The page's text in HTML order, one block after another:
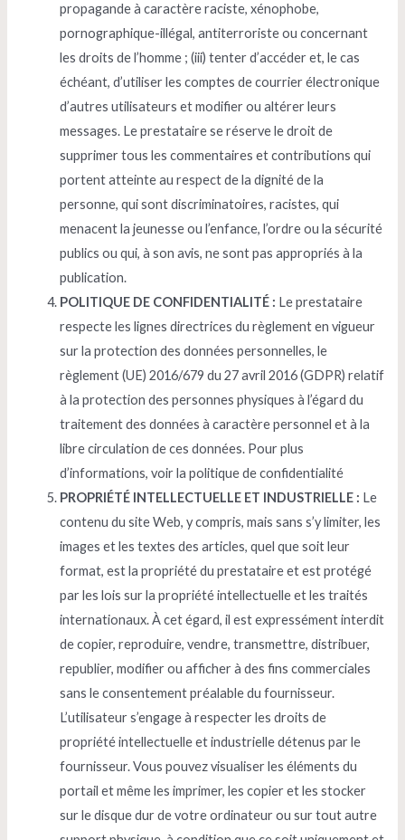
propagande à caractère raciste, xénophobe,
pornographique-illégal, antiterroriste ou concernant
les droits de l’homme ; (iii) tenter d’accéder et, le cas
échéant, d’utiliser les comptes de courrier électronique
d’autres utilisateurs et modifier ou altérer leurs
messages. Le prestataire se réserve le droit de
supprimer tous les commentaires et contributions qui
portent atteinte au respect de la dignité de la
personne, qui sont discriminatoires, racistes, qui
menacent la jeunesse ou l’enfance, l’ordre ou la sécurité
publics ou qui, à son avis, ne sont pas appropriés à la
publication.
POLITIQUE DE CONFIDENTIALITÉ : Le prestataire
respecte les lignes directrices du règlement en vigueur
sur la protection des données personnelles, le
règlement (UE) 2016/679 du 27 avril 2016 (GDPR) relatif
à la protection des personnes physiques à l’égard du
traitement des données à caractère personnel et à la
libre circulation de ces données. Pour plus
d’informations, voir lapolitique de confidentialité
PROPRIÉTÉ INTELLECTUELLE ET INDUSTRIELLE : Le
contenu du site Web, y compris, mais sans s’y limiter, les
images et les textes des articles, quel que soit leur
format, est la propriété du prestataire et est protégé
par les lois sur la propriété intellectuelle et les traités
internationaux. À cet égard, il est expressément interdit
de copier, reproduire, vendre, transmettre, distribuer,
republier, modifier ou afficher à des fins commerciales
sans le consentement préalable du fournisseur.
L’utilisateur s’engage à respecter les droits de
propriété intellectuelle et industrielle détenus par le
fournisseur. Vous pouvez visualiser les éléments du
portail et même les imprimer, les copier et les stocker
sur le disque dur de votre ordinateur ou sur tout autre